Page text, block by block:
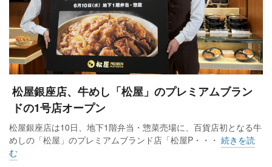
松屋銀座店、牛めし「松屋」のプレミアムブラン
ドの1号店オープン
松屋銀座店は10日、地下1階弁当・惣菜売場に、百貨店初となる牛
めしの「松屋」のプレミアムブランド店「松屋P・・・ 続きを読
む